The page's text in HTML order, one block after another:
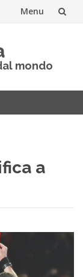
Menu
mondo
a